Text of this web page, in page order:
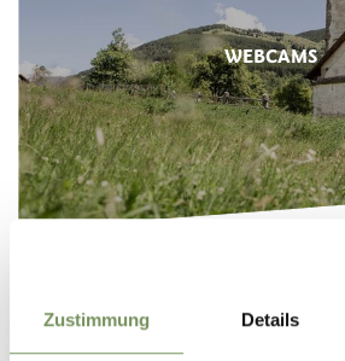
Zustimmung Details
WEBCAMS